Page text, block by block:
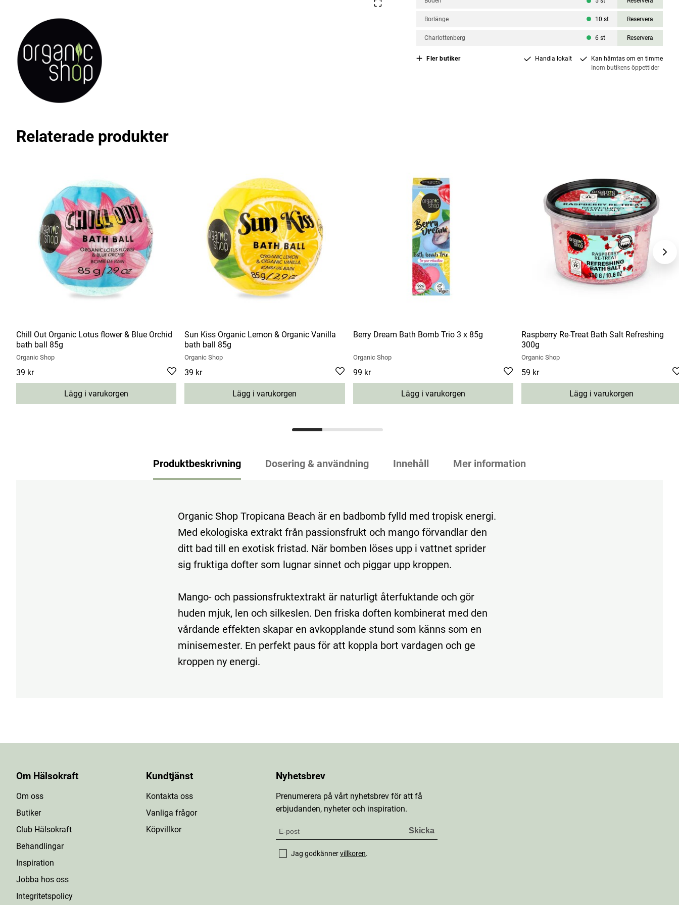
Borlänge 10 st Reservera
Charlottenberg 6 st Reservera
Fler butiker Handla lokalt
Kan hämtas om en timme
Inom butikens öppettider
Relaterade produkter
Chill Out Organic Lotus flower & Blue Orchid
bath ball 85g
Organic Shop
Pris:39 kr
39 kr
Lägg i varukorgen
Sun Kiss Organic Lemon & Organic Vanilla
bath ball 85g
Organic Shop
Pris:39 kr
39 kr
Lägg i varukorgen
Berry Dream Bath Bomb Trio 3 х 85g
Organic Shop
Pris:99 kr
99 kr
Lägg i varukorgen
Raspberry Re-Treat Bath Salt Refreshing
300g
Organic Shop
Pris:59 kr
59 kr
Lägg i varukorgen
Produktbeskrivning Dosering & användning Innehåll Mer information
Organic Shop Tropicana Beach är en badbomb fylld med tropisk energi.
Med ekologiska extrakt från passionsfrukt och mango förvandlar den
ditt bad till en exotisk fristad. När bomben löses upp i vattnet sprider
sig fruktiga dofter som lugnar sinnet och piggar upp kroppen.
Mango- och passionsfruktextrakt är naturligt återfuktande och gör
huden mjuk, len och silkeslen. Den friska doften kombinerat med den
vårdande effekten skapar en avkopplande stund som känns som en
minisemester. En perfekt paus för att koppla bort vardagen och ge
kroppen ny energi.
Om Hälsokraft
Om oss
Butiker
Club Hälsokraft
Behandlingar
Inspiration
Jobba hos oss
Integritetspolicy
Kundtjänst
Kontakta oss
Vanliga frågor
Köpvillkor
Nyhetsbrev
Prenumerera på vårt nyhetsbrev för att få
erbjudanden, nyheter och inspiration.
Jag godkännervillkoren.